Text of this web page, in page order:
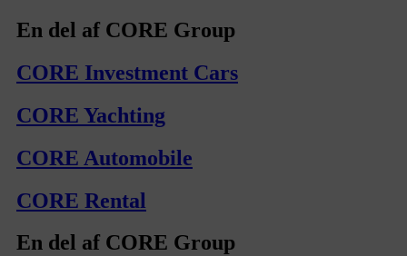
En del af CORE Group
CORE Investment Cars
CORE Yachting
CORE Automobile
CORE Rental
En del af CORE Group